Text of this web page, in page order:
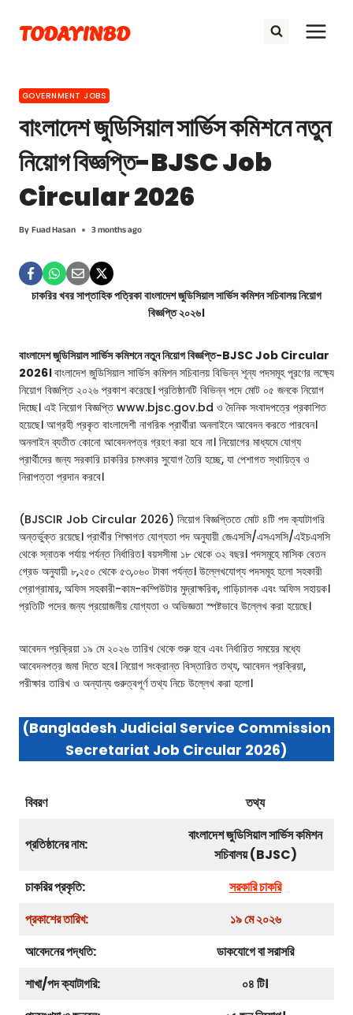
content
TODAYINBD
GOVERNMENT JOBS
বাংলাদেশ জুডিসিয়াল সার্ভিস কমিশনে নতুন
নিয়োগ বিজ্ঞপ্তি-BJSC Job
Circular 2026
ByFuad Hasan 3 months ago
চাকরির খবর সাপ্তাহিক পত্রিকা বাংলাদেশ জুডিসিয়াল সার্ভিস কমিশন সচিবালয় নিয়োগ
বিজ্ঞপ্তি ২০২৬।
বাংলাদেশ জুডিসিয়াল সার্ভিস কমিশনে নতুন নিয়োগ বিজ্ঞপ্তি-BJSC Job Circular
2026।বাংলাদেশ জুডিসিয়াল সার্ভিস কমিশন সচিবালয় বিভিন্ন শূন্য পদসমূহ পূরণের লক্ষ্যে
নিয়োগ বিজ্ঞপ্তি ২০২৬ প্রকাশ করেছে। প্রতিষ্ঠানটি বিভিন্ন পদে মোট ০৫ জনকে নিয়োগ
দিচ্ছে। এই নিয়োগ বিজ্ঞপ্তি www.bjsc.gov.bd ও দৈনিক সংবাদপত্রে প্রকাশিত
হয়েছে। আগ্রহী প্রকৃত বাংলাদেশী নাগরিক প্রার্থীরা অনলাইনে আবেদন করতে পারবেন।
অনলাইন ব্যতীত কোনো আবেদনপত্র গ্রহণ করা হবে না। নিয়োগের মাধ্যমে যোগ্য
প্রার্থীদের জন্য সরকারি চাকরির চমৎকার সুযোগ তৈরি হচ্ছে, যা পেশাগত স্থায়িত্ব ও
নিরাপত্তা প্রদান করবে।
(BJSCIR Job Circular 2026) নিয়োগ বিজ্ঞপ্তিতে মোট ৪টি পদ ক্যাটাগরি
অন্তর্ভুক্ত রয়েছে। প্রার্থীর শিক্ষাগত যোগ্যতা পদ অনুযায়ী জেএসসি/এসএসসি/এইচএসসি
থেকে স্নাতক পর্যায় পর্যন্ত নির্ধারিত। বয়সসীমা ১৮ থেকে ৩২ বছর। পদসমূহে মাসিক বেতন
গ্রেড অনুযায়ী ৮,২৫০ থেকে ৫৩,০৬০ টাকা পর্যন্ত। উল্লেখযোগ্য পদসমূহ হলো সহকারী
প্রোগ্রামার, অফিস সহকারী-কাম-কম্পিউটার মুদ্রাক্ষরিক, গাড়িচালক এবং অফিস সহায়ক।
প্রতিটি পদের জন্য প্রয়োজনীয় যোগ্যতা ও অভিজ্ঞতা স্পষ্টভাবে উল্লেখ করা হয়েছে।
আবেদন প্রক্রিয়া ১৯ মে ২০২৬ তারিখ থেকে শুরু হবে এবং নির্ধারিত সময়ের মধ্যে
আবেদনপত্র জমা দিতে হবে। নিয়োগ সংক্রান্ত বিস্তারিত তথ্য, আবেদন প্রক্রিয়া,
পরীক্ষার তারিখ ও অন্যান্য গুরুত্বপূর্ণ তথ্য নিচে উল্লেখ করা হলো।
(Bangladesh Judicial Service Commission
Secretariat Job Circular 2026)
বিবরণ তথ্য
প্রতিষ্ঠানের নাম:
বাংলাদেশ জুডিসিয়াল সার্ভিস কমিশন
সচিবালয় (BJSC)
চাকরির প্রকৃতি:
সরকারি চাকরি
প্রকাশের তারিখ:
১৯ মে ২০২৬
আবেদনের পদ্ধতি:
ডাকযোগে বা সরাসরি
শাখা/পদ ক্যাটাগরি:
০৪ টি।